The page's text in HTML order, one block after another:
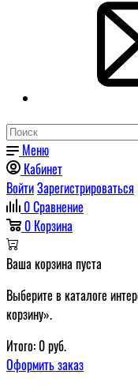
Меню
Кабинет
ВойтиЗарегистрироваться
0Сравнение
0 Корзина
Ваша корзина пуста
Выберите в каталоге
корзину».
Итого: 0руб.
Оформить заказ